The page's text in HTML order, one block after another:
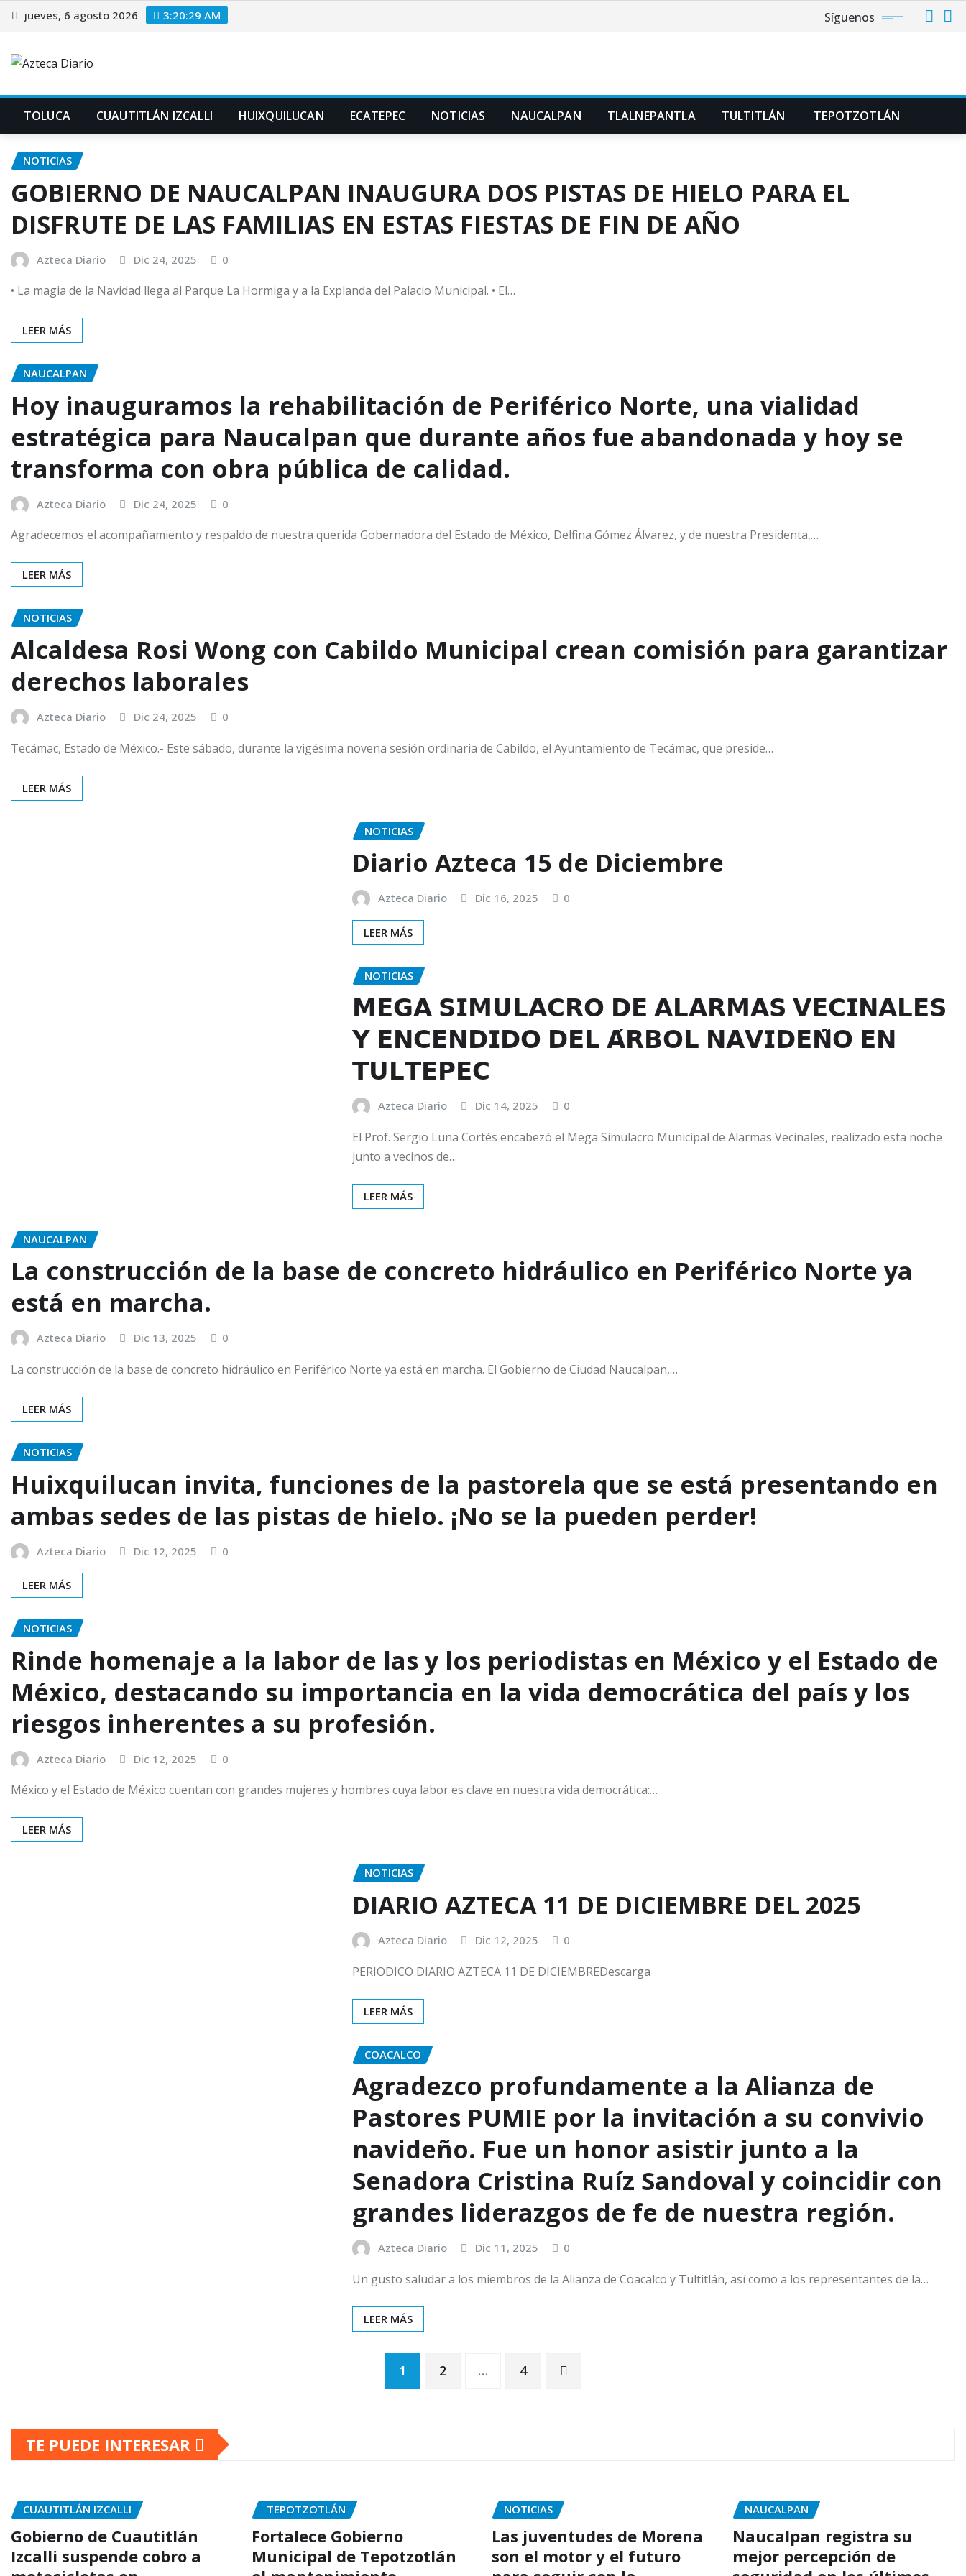
Saltar
al
jueves, 6 agosto 2026 3:20:30 AM Síguenos
TOLUCA CUAUTITLÁN IZCALLI HUIXQUILUCAN ECATEPEC NOTICIAS NAUCALPAN TLALNEPANTLA TULTITLÁN TEPOTZOTLÁN
NOTICIAS
GOBIERNO DE NAUCALPAN INAUGURA DOS PISTAS DE HIELO PARA EL
DISFRUTE DE LAS FAMILIAS EN ESTAS FIESTAS DE FIN DE AÑO
Azteca Diario Dic 24, 2025 0
• La magia de la Navidad llega al Parque La Hormiga y a la Explanda del Palacio Municipal. • El…
LEER MÁS
NAUCALPAN
Hoy inauguramos la rehabilitación de Periférico Norte, una vialidad
estratégica para Naucalpan que durante años fue abandonada y hoy se
transforma con obra pública de calidad.
Azteca Diario Dic 24, 2025 0
Agradecemos el acompañamiento y respaldo de nuestra querida Gobernadora del Estado de México, Delfina Gómez Álvarez, y de nuestra Presidenta,…
LEER MÁS
NOTICIAS
Alcaldesa Rosi Wong con Cabildo Municipal crean comisión para garantizar
derechos laborales
Azteca Diario Dic 24, 2025 0
Tecámac, Estado de México.- Este sábado, durante la vigésima novena sesión ordinaria de Cabildo, el Ayuntamiento de Tecámac, que preside…
LEER MÁS
NOTICIAS
Diario Azteca 15 de Diciembre
Azteca Diario Dic 16, 2025 0
LEER MÁS
NOTICIAS
𝗠𝗘𝗚𝗔 𝗦𝗜𝗠𝗨𝗟𝗔𝗖𝗥𝗢 𝗗𝗘 𝗔𝗟𝗔𝗥𝗠𝗔𝗦 𝗩𝗘𝗖𝗜𝗡𝗔𝗟𝗘𝗦
𝗬 𝗘𝗡𝗖𝗘𝗡𝗗𝗜𝗗𝗢 𝗗𝗘𝗟 𝗔́𝗥𝗕𝗢𝗟 𝗡𝗔𝗩𝗜𝗗𝗘𝗡̃𝗢 𝗘𝗡
𝗧𝗨𝗟𝗧𝗘𝗣𝗘𝗖
Azteca Diario Dic 14, 2025 0
El Prof. Sergio Luna Cortés encabezó el Mega Simulacro Municipal de Alarmas Vecinales, realizado esta noche
junto a vecinos de…
LEER MÁS
NAUCALPAN
La construcción de la base de concreto hidráulico en Periférico Norte ya
está en marcha.
Azteca Diario Dic 13, 2025 0
La construcción de la base de concreto hidráulico en Periférico Norte ya está en marcha. El Gobierno de Ciudad Naucalpan,…
LEER MÁS
NOTICIAS
Huixquilucan invita, funciones de la pastorela que se está presentando en
ambas sedes de las pistas de hielo. ¡No se la pueden perder!
Azteca Diario Dic 12, 2025 0
LEER MÁS
NOTICIAS
Rinde homenaje a la labor de las y los periodistas en México y el Estado de
México, destacando su importancia en la vida democrática del país y los
riesgos inherentes a su profesión.
Azteca Diario Dic 12, 2025 0
México y el Estado de México cuentan con grandes mujeres y hombres cuya labor es clave en nuestra vida democrática:…
LEER MÁS
NOTICIAS
DIARIO AZTECA 11 DE DICIEMBRE DEL 2025
Azteca Diario Dic 12, 2025 0
PERIODICO DIARIO AZTECA 11 DE DICIEMBREDescarga
LEER MÁS
COACALCO
Agradezco profundamente a la Alianza de
Pastores PUMIE por la invitación a su convivio
navideño. Fue un honor asistir junto a la
Senadora Cristina Ruíz Sandoval y coincidir con
grandes liderazgos de fe de nuestra región.
Azteca Diario Dic 11, 2025 0
Un gusto saludar a los miembros de la Alianza de Coacalco y Tultitlán, así como a los representantes de la…
LEER MÁS
entradas
1 2 … 4
TE PUEDE INTERESAR
CUAUTITLÁN IZCALLI
Gobierno de Cuautitlán
Izcalli suspende cobro a
TEPOTZOTLÁN
Fortalece Gobierno
Municipal de Tepotzotlán
NOTICIAS
Las juventudes de Morena
son el motor y el futuro
NAUCALPAN
Naucalpan registra su
mejor percepción de